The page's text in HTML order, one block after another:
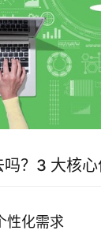
？3 大核
性化需求